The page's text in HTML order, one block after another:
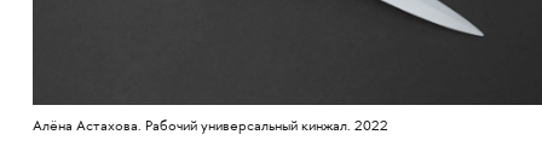
Алёна Астахова. Рабочий универсальный кинжал. 2022